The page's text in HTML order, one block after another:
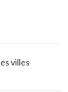
villes